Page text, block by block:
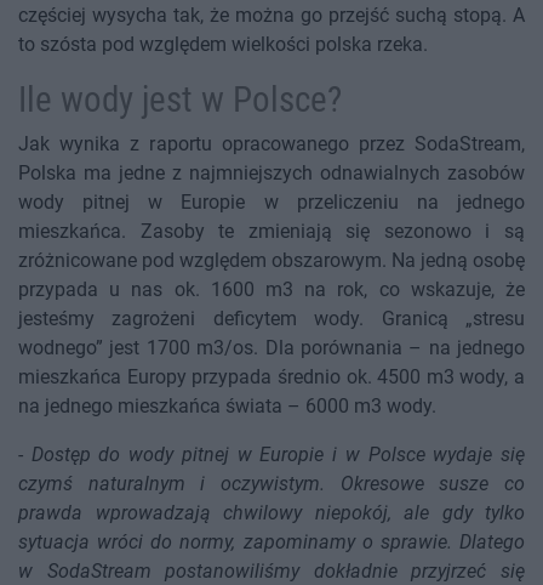
częściej wysycha tak, że można go przejść suchą stopą. A
to szósta pod względem wielkości polska rzeka.
Ile wody jest w Polsce?
Jak wynika z raportu opracowanego przez SodaStream,
Polska ma jedne z najmniejszych odnawialnych zasobów
wody pitnej w Europie w przeliczeniu na jednego
mieszkańca. Zasoby te zmieniają się sezonowo i są
zróżnicowane pod względem obszarowym. Na jedną osobę
przypada u nas ok. 1600 m3 na rok, co wskazuje, że
jesteśmy zagrożeni deficytem wody. Granicą „stresu
wodnego” jest 1700 m3/os. Dla porównania – na jednego
mieszkańca Europy przypada średnio ok. 4500 m3 wody, a
na jednego mieszkańca świata – 6000 m3 wody.
- Dostęp do wody pitnej w Europie i w Polsce wydaje się
czymś naturalnym i oczywistym. Okresowe susze co
prawda wprowadzają chwilowy niepokój, ale gdy tylko
sytuacja wróci do normy, zapominamy o sprawie. Dlatego
w SodaStream postanowiliśmy dokładnie przyjrzeć się